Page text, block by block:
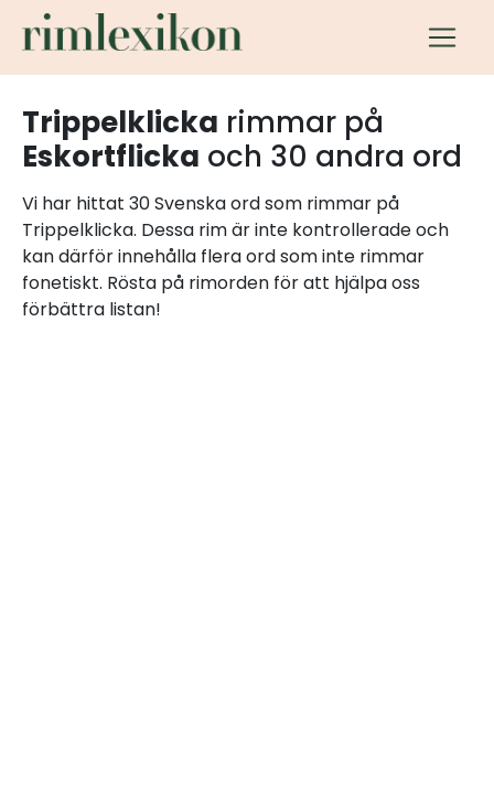
Trippelklicka rimmar på
Eskortflicka och 30 andra ord
Vi har hittat 30 Svenska ord som rimmar på
Trippelklicka. Dessa rim är inte kontrollerade och
kan därför innehålla flera ord som inte rimmar
fonetiskt. Rösta på rimorden för att hjälpa oss
förbättra listan!